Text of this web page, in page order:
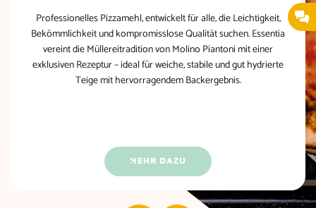
Professionelles Pizzamehl, entwickelt für alle, die Leichtigkeit,
Bekömmlichkeit und kompromisslose Qualität suchen. Essentia
vereint die Müllereitradition von Molino Piantoni mit einer
exklusiven Rezeptur – ideal für weiche, stabile und gut hydrierte
Teige mit hervorragendem Backergebnis.
MEHR DAZU